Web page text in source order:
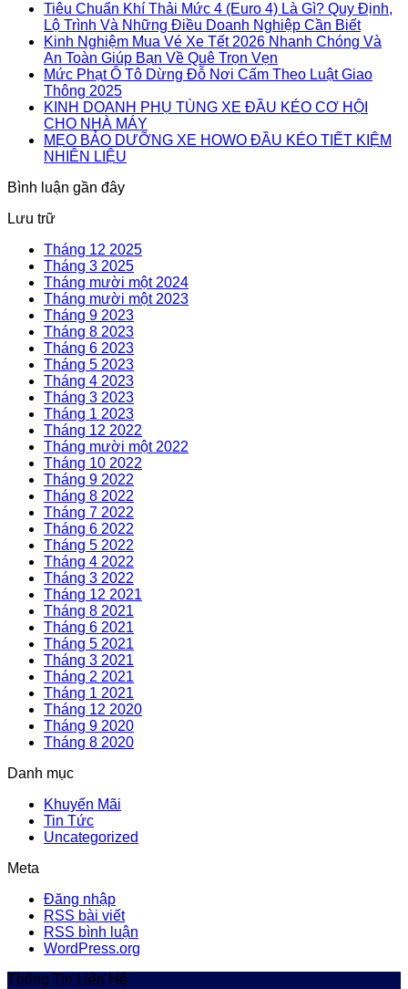
Tiêu Chuẩn Khí Thải Mức 4 (Euro 4) Là Gì? Quy Định,
Lộ Trình Và Những Điều Doanh Nghiệp Cần Biết
Kinh Nghiệm Mua Vé Xe Tết 2026 Nhanh Chóng Và
An Toàn Giúp Bạn Về Quê Trọn Vẹn
Mức Phạt Ô Tô Dừng Đỗ Nơi Cấm Theo Luật Giao
Thông 2025
KINH DOANH PHỤ TÙNG XE ĐẦU KÉO CƠ HỘI
CHO NHÀ MÁY
MẸO BẢO DƯỠNG XE HOWO ĐẦU KÉO TIẾT KIỆM
NHIÊN LIỆU
Bình luận gần đây
Lưu trữ
Tháng 12 2025
Tháng 3 2025
Tháng mười một 2024
Tháng mười một 2023
Tháng 9 2023
Tháng 8 2023
Tháng 6 2023
Tháng 5 2023
Tháng 4 2023
Tháng 3 2023
Tháng 1 2023
Tháng 12 2022
Tháng mười một 2022
Tháng 10 2022
Tháng 9 2022
Tháng 8 2022
Tháng 7 2022
Tháng 6 2022
Tháng 5 2022
Tháng 4 2022
Tháng 3 2022
Tháng 12 2021
Tháng 8 2021
Tháng 6 2021
Tháng 5 2021
Tháng 3 2021
Tháng 2 2021
Tháng 1 2021
Tháng 12 2020
Tháng 9 2020
Tháng 8 2020
Danh mục
Khuyến Mãi
Tin Tức
Uncategorized
Meta
Đăng nhập
RSS bài viết
RSS bình luận
WordPress.org
Thông Tin Liên Hệ